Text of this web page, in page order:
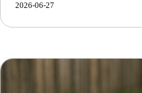
2026-06-27